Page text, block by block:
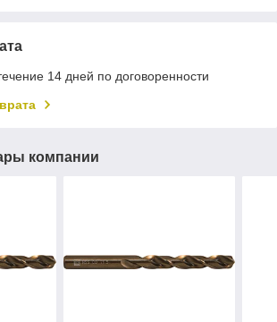
14 дней по договоренности
компании